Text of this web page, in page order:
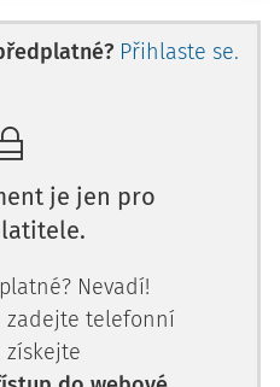
https://www.pPřihlaste se.
je jen pro
Nevadí!
zadejte telefonní
získejte